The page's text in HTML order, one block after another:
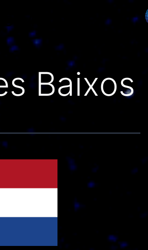
Mundo
Baixos